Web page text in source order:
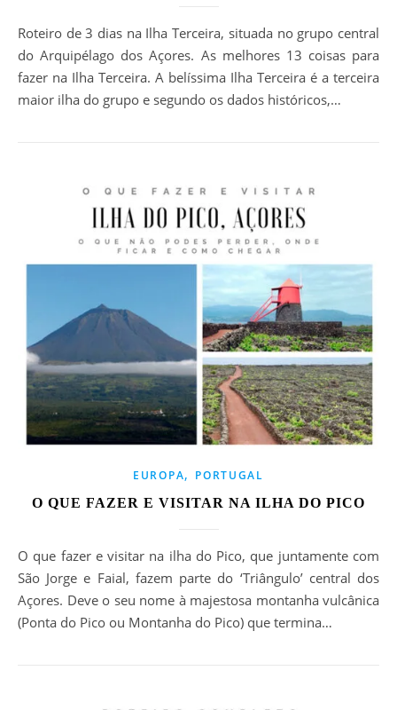
Roteiro de 3 dias na Ilha Terceira, situada no grupo central
do Arquipélago dos Açores. As melhores 13 coisas para
fazer na Ilha Terceira. A belíssima Ilha Terceira é a terceira
maior ilha do grupo e segundo os dados históricos,…
EUROPA, PORTUGAL
O QUE FAZER E VISITAR NA ILHA DO PICO
O que fazer e visitar na ilha do Pico, que juntamente com
São Jorge e Faial, fazem parte do ‘Triângulo’ central dos
Açores. Deve o seu nome à majestosa montanha vulcânica
(Ponta do Pico ou Montanha do Pico) que termina…